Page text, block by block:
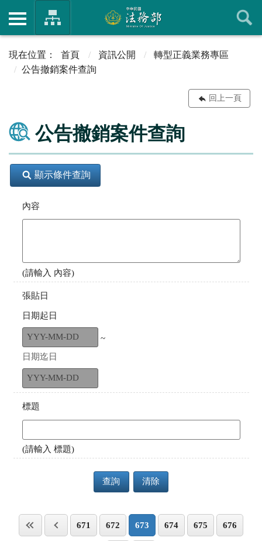
首頁 資訊公開
轉型正義業務專區
公告撤銷案件查詢
回上一頁
公告撤銷案件查詢
顯示條件查詢
內容
(請輸入 內容)
張貼日
日期起日
~
日期迄日
標題
(請輸入 標題)
查詢 清除
671 672 673 674 675 676